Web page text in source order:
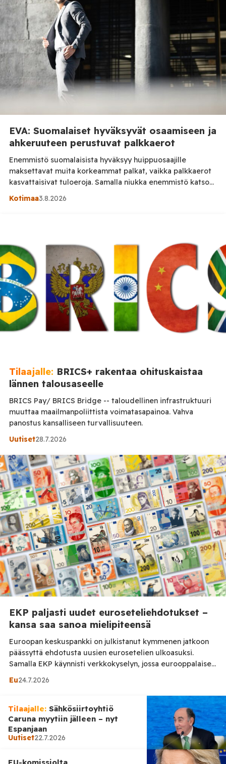
syö ostovoimaa – veronpalautuksilla katetaan myös
perusmenoja Viime vuosien […]
EVA: Suomalaiset hyväksyvät osaamiseen ja
ahkeruuteen perustuvat palkkaerot
Enemmistö suomalaisista hyväksyy huippuosaajille
maksettavat muita korkeammat palkat, vaikka palkkaerot
kasvattaisivat tuloeroja. Samalla niukka enemmistö katsoo
tuloerojen kasvaneen Suomessa liian suuriksi. Suomalaiset
prosenttia hyväksyy palkkaerot myös samankaltaista työtä
tekevien välillä, jos niiden […]
Kotimaa3.8.2026
Tilaajalle: BRICS+ rakentaa ohituskaistaa
lännen talousaseelle
BRICS Pay/ BRICS Bridge -- taloudellinen infrastruktuuri
muuttaa maailmanpoliittista voimatasapainoa. Vahva
panostus kansalliseen turvallisuuteen.
Uutiset28.7.2026
EKP paljasti uudet euroseteliehdotukset –
kansa saa sanoa mielipiteensä
Euroopan keskuspankki on julkistanut kymmenen jatkoon
päässyttä ehdotusta uusien eurosetelien ulkoasuksi.
Samalla EKP käynnisti verkkokyselyn, jossa eurooppalaiset
EKP:n neuvoston on tarkoitus valita eurosetelien lopullinen
ulkoasu vuoden loppuun mennessä. Tilaa Posi TV –
tuellasi riippumaton suomalainen uutisointi jatkuu myös
tulevaisuudessa. Ehdotukset perustuvat kahteen teemaan:
[…]
Eu24.7.2026
Tilaajalle: Sähkösiirtoyhtiö
Caruna myytiin jälleen – nyt
Espanjaan
Uutiset22.7.2026